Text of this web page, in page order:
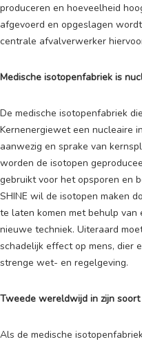
produceren en hoeveelheid
afgevoerd en opgeslagen
centrale afvalverwerker
Medische isotopenfabriek is
De medische isotopenfabriek
Kernenergiewet een nucleaire
aanwezig en sprake van
worden de isotopen
gebruikt voor het opsporen en
SHINE wil de isotopen maken
te laten komen met behulp
nieuwe techniek. Uiteraard
schadelijk effect op mens, dier
strenge wet- en regelgeving.
Tweede wereldwijd in zijn soort
Als de medische